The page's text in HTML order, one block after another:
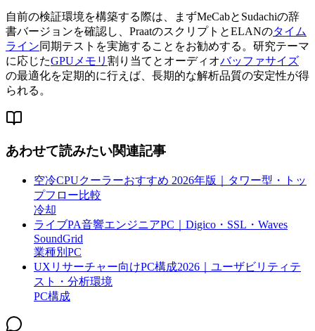
自前の検証環境を構築する際は、まずMeCabとSudachiの辞
書バージョンを確認し、PraatのスクリプトとELANのタイム
ライン同期テストを実施することをお勧めする。研究テーマ
に応じたGPU メモリ 割り当てとオーディオバッファサイズ
の最適化を定期的に行えば、長期的な解析品質の安定性が得
られる。
あわせて読みたい関連記事
空冷CPUクーラーおすすめ 2026年版｜タワー型・トッ
プフロー比較
冷却
ライブPA音響エンジニアPC｜Digico・SSL・Waves
SoundGrid
業種別PC
UXリサーチャー向けPC構成2026｜ユーザビリティテ
スト・分析環境
PC構成